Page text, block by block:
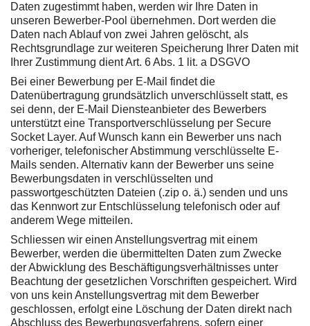
Daten zugestimmt haben, werden wir Ihre Daten in
unseren Bewerber-Pool übernehmen. Dort werden die
Daten nach Ablauf von zwei Jahren gelöscht, als
Rechtsgrundlage zur weiteren Speicherung Ihrer Daten mit
Ihrer Zustimmung dient Art. 6 Abs. 1 lit. a DSGVO
Bei einer Bewerbung per E-Mail findet die
Datenübertragung grundsätzlich unverschlüsselt statt, es
sei denn, der E-Mail Diensteanbieter des Bewerbers
unterstützt eine Transportverschlüsselung per Secure
Socket Layer. Auf Wunsch kann ein Bewerber uns nach
vorheriger, telefonischer Abstimmung verschlüsselte E-
Mails senden. Alternativ kann der Bewerber uns seine
Bewerbungsdaten in verschlüsselten und
passwortgeschützten Dateien (.zip o. ä.) senden und uns
das Kennwort zur Entschlüsselung telefonisch oder auf
anderem Wege mitteilen.
Schliessen wir einen Anstellungsvertrag mit einem
Bewerber, werden die übermittelten Daten zum Zwecke
der Abwicklung des Beschäftigungsverhältnisses unter
Beachtung der gesetzlichen Vorschriften gespeichert. Wird
von uns kein Anstellungsvertrag mit dem Bewerber
geschlossen, erfolgt eine Löschung der Daten direkt nach
Abschluss des Bewerbungsverfahrens, sofern einer